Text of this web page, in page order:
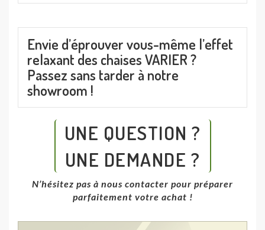
Envie d’éprouver vous-même l’effet
relaxant des chaises VARIER ?
Passez sans tarder à notre
showroom !
UNE QUESTION ?
UNE DEMANDE ?
N’hésitez pas à nous contacter pour préparer
parfaitement votre achat !